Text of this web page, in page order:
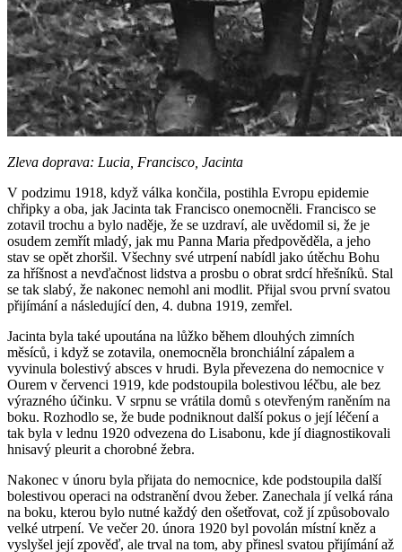
Zleva doprava: Lucia, Francisco, Jacinta
V podzimu 1918, když válka končila, postihla Evropu epidemie
chřipky a oba, jak Jacinta tak Francisco onemocněli. Francisco se
zotavil trochu a bylo naděje, že se uzdraví, ale uvědomil si, že je
osudem zemřít mladý, jak mu Panna Maria předpověděla, a jeho
stav se opět zhoršil. Všechny své utrpení nabídl jako útěchu Bohu
za hříšnost a nevďačnost lidstva a prosbu o obrat srdcí hřešníků. Stal
se tak slabý, že nakonec nemohl ani modlit. Přijal svou první svatou
přijímání a následující den, 4. dubna 1919, zemřel.
Jacinta byla také upoutána na lůžko během dlouhých zimních
měsíců, i když se zotavila, onemocněla bronchiální zápalem a
vyvinula bolestivý absces v hrudi. Byla převezena do nemocnice v
Ourem v červenci 1919, kde podstoupila bolestivou léčbu, ale bez
výrazného účinku. V srpnu se vrátila domů s otevřeným raněním na
boku. Rozhodlo se, že bude podniknout další pokus o její léčení a
tak byla v lednu 1920 odvezena do Lisabonu, kde jí diagnostikovali
hnisavý pleurit a chorobné žebra.
Nakonec v únoru byla přijata do nemocnice, kde podstoupila další
bolestivou operaci na odstranění dvou žeber. Zanechala jí velká rána
na boku, kterou bylo nutné každý den ošetřovat, což jí způsobovalo
velké utrpení. Ve večer 20. února 1920 byl povolán místní kněz a
vyslyšel její zpověď, ale trval na tom, aby přinesl svatou přijímání až